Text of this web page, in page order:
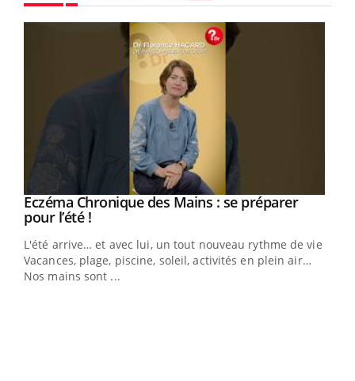
Youtube
Eczéma Chronique des Mains : se préparer
pour l’été !Youtube
L'été arrive… et avec lui, un tout nouveau rythme de vie !
Vacances, plage, piscine, soleil, activités en plein air…
Nos mains sont ...